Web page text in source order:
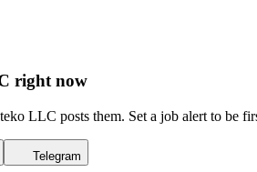
right now
LLC posts them. Set a job alert to
Telegram